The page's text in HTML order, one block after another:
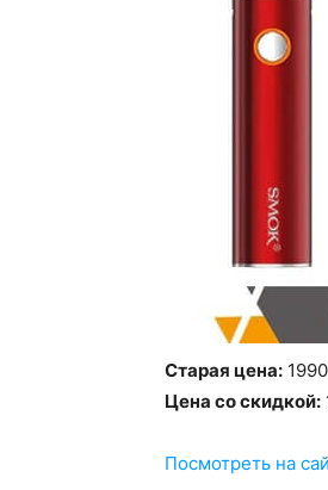
Старая цена:
Цена со скидкой:
Посмотреть на